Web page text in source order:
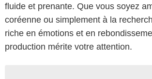
fluide et prenante. Que vous soyez
coréenne ou simplement à la
riche en émotions et en
production mérite votre attention.